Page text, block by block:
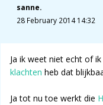
sanne.
28 February 2014 14:32
Ja ik weet niet echt of ik
klachten heb dat
Ja tot nu toe werkt die